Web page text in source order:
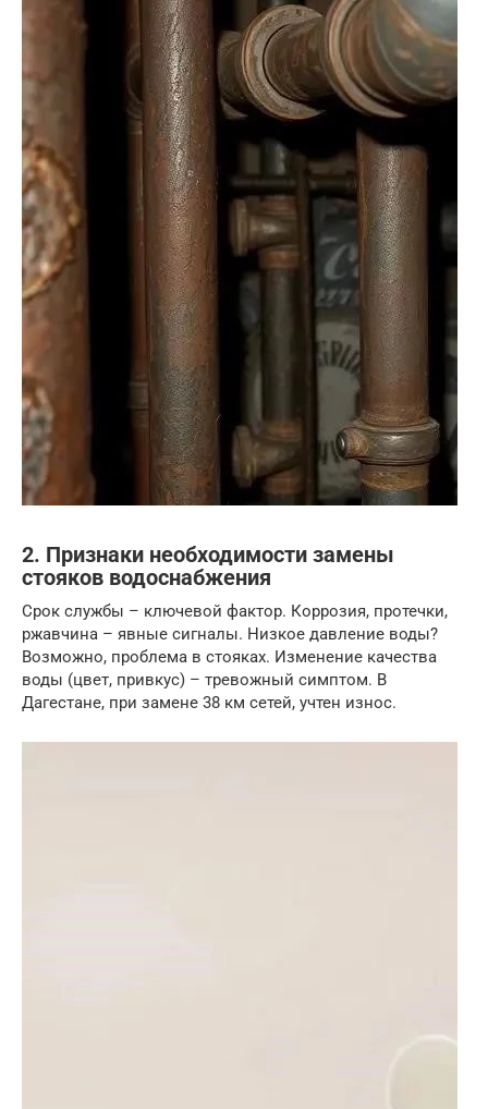
2. Признаки необходимости замены
стояков водоснабжения
Срок службы – ключевой фактор. Коррозия, протечки,
ржавчина – явные сигналы. Низкое давление воды?
Возможно, проблема в стояках. Изменение качества
воды (цвет, привкус) – тревожный симптом. В
Дагестане, при замене 38 км сетей, учтен износ.